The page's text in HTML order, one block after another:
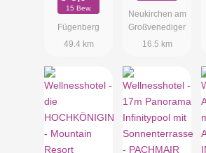
15 Bew.
Fügenberg
49.4 km
Neukirchen am
Großvenediger
16.5 km